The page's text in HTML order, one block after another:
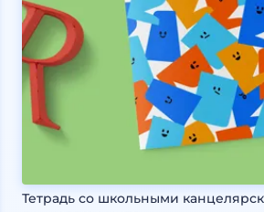
Тетрадь со школьными